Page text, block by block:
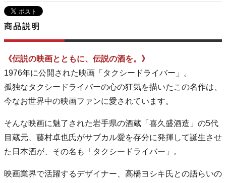
商品説明
《伝説の映画とともに、伝説の酒を。》
1976年に公開された映画「タクシードライバー」。
孤独なタクシードライバーの心の狂気を描いたこの名作は、
今なお世界中の映画ファンに愛されています。
そんな映画に魅了された岩手県の酒蔵「喜久盛酒造」の5代
目蔵元、藤村卓也氏がサブカル愛を存分に発揮して誕生させ
た日本酒が、その名も「タクシードライバー」。
映画業界で活躍するデザイナー、高橋ヨシキ氏との語らいの